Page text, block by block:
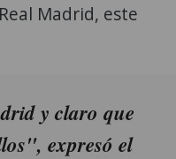
Madrid, este
y claro que
expresó el